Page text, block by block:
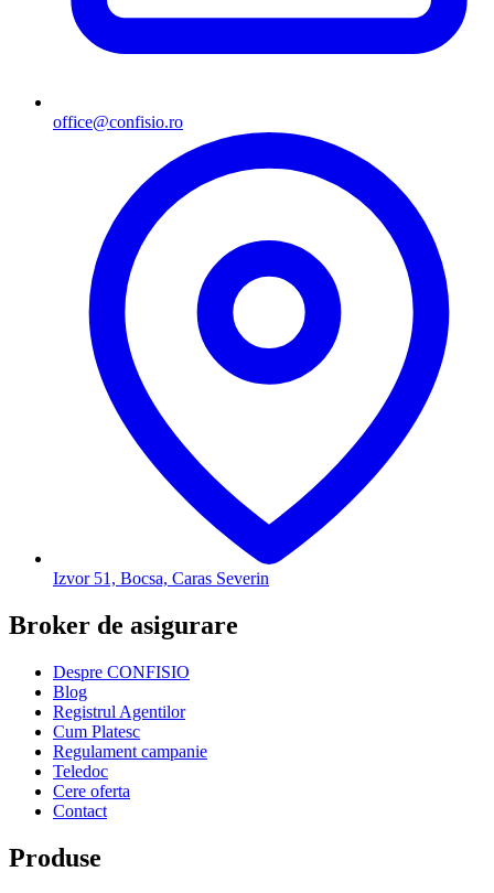
office@confisio.ro
Izvor 51, Bocsa, Caras Severin
Broker de asigurare
Despre CONFISIO
Blog
Registrul Agentilor
Cum Platesc
Regulament campanie
Teledoc
Cere oferta
Contact
Produse